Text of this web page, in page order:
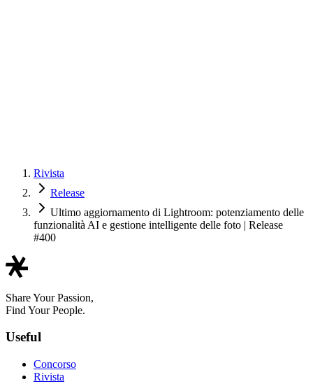
Rivista
Release
Ultimo aggiornamento di Lightroom: potenziamento delle
funzionalità AI e gestione intelligente delle foto | Release
#400
Share Your Passion,
Find Your People.
Useful
Concorso
Rivista